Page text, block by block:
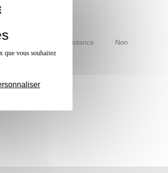
Accessible à distance Non
que vous souhaitez